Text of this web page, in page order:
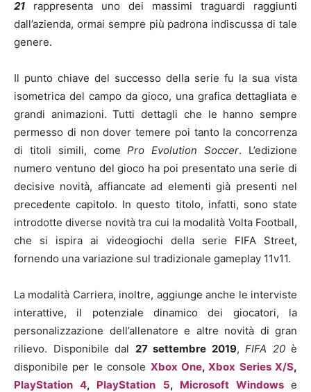
21 rappresenta uno dei massimi traguardi raggiunti
dall’azienda, ormai sempre più padrona indiscussa di tale
genere.
Il punto chiave del successo della serie fu la sua vista
isometrica del campo da gioco, una grafica dettagliata e
grandi animazioni. Tutti dettagli che le hanno sempre
permesso di non dover temere poi tanto la concorrenza
di titoli simili, comePro Evolution Soccer. L’edizione
numero ventuno del gioco ha poi presentato una serie di
decisive novità, affiancate ad elementi già presenti nel
precedente capitolo. In questo titolo, infatti, sono state
introdotte diverse novità tra cui la modalità Volta Football,
che si ispira ai videogiochi della serie FIFA Street,
fornendo una variazione sul tradizionale gameplay 11v11.
La modalità Carriera, inoltre, aggiunge anche le interviste
interattive, il potenziale dinamico dei giocatori, la
personalizzazione dell’allenatore e altre novità di gran
rilievo. Disponibile dal 27 settembre 2019, FIFA 20 è
disponibile per le console Xbox One,Xbox Series X/S,
PlayStation 4, PlayStation 5, Microsoft Windowse